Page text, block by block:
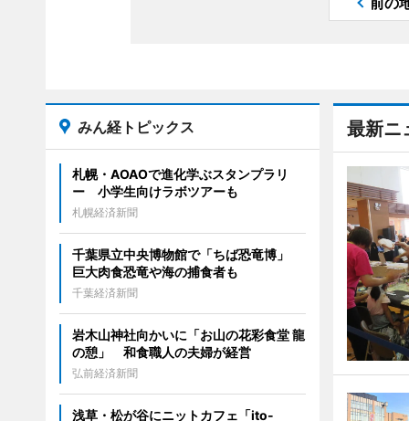
最新ニ
みん経トピックス
札幌・AOAOで進化学ぶスタンプラリ
ー 小学生向けラボツアーも
札幌経済新聞
千葉県立中央博物館で「ちば恐竜博」
巨大肉食恐竜や海の捕食者も
千葉経済新聞
岩木山神社向かいに「お山の花彩食堂 龍
の憩」 和食職人の夫婦が経営
弘前経済新聞
浅草・松が谷にニットカフェ「ito-